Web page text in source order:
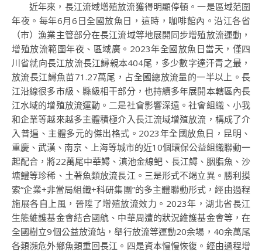
近年來，長江流域增殖放流獲得明顯停頓。一是區域范圍
年夜。每年6月6日全國放魚日，這時，咖啡館內。沿江各省
（市）漁業主管部分在長江流域等地展開同步增殖放流運動，
增殖放流範圍年夜、區域廣。2023年全國放魚日當天，僅四
川省就向長江放流長江鱘親本404尾，多少數字達汗青之最，
放流長江鱘魚苗71.27萬尾，占全國總放流量的一半以上。長
江沿線很多市級、縣級相干部分，也持續多年展開本轄區內長
江水域的增殖放流運動。二是社會影響深遠。社會組織、小我
和企業等越來越多主體積極介入長江流域增殖放流，構成了介
入普遍、主體多元的傑出格式。2023年全國放魚日，昆明、
重慶、武漢、南京、上海等城市的近10個環保公益組織聯動一
起配合，將22萬尾中華鱘、滇池金線鲃、長江鱘、胭脂魚、沙
塘鱧等珍稀、土著魚類放流長江。三是形式不竭立異。勝利摸
索“企業+非當局組織+科研集團”的多主體聯動形式，經由過程
施展各自上風，晉陞了增殖放流效力。2023年，湖北省長江
生態維護基金會結合國航、中華周遭的狀況維護基金會等，在
全國樹立9個公益放流站，舉行放流等運動20余場，40余萬尾
各類瀕危外鄉魚類重回長江。四是資本慢慢恢復。經由過程增